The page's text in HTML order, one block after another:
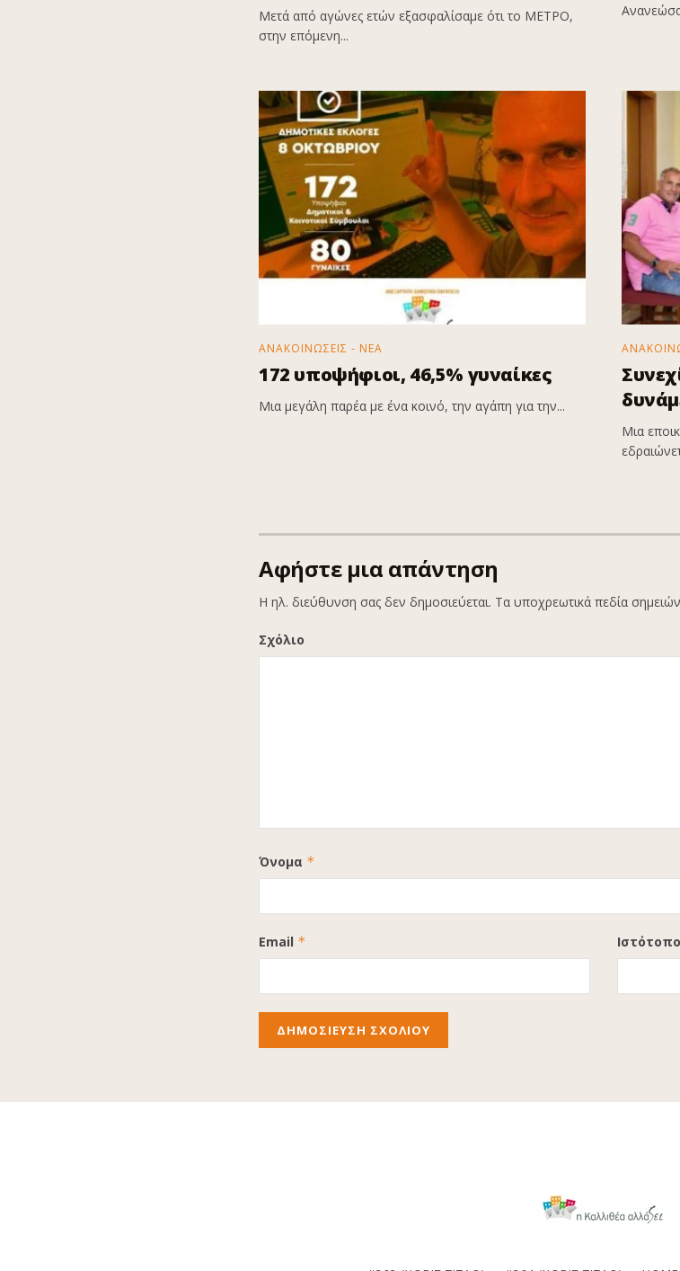
Μετά από αγώνες ετών εξασφαλίσαμε ότι το ΜΕΤΡΟ,
στην επόμενη...
ΑΝΑΚΟΙΝΩΣΕΙΣ - ΝΕΑ
172 υποψήφιοι, 46,5% γυναίκες
Μια μεγάλη παρέα με ένα κοινό, την αγάπη για την...
Μια
Αφήστε μια απάντηση
Η ηλ. διεύθυνση σας δεν δημοσιεύεται. Τα υποχρεωτικά πεδία
Σχόλιο
Όνομα *
Email *